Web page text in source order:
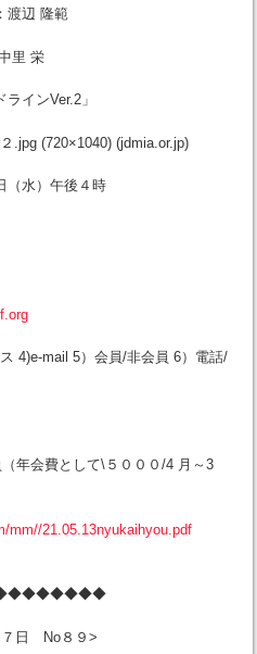
渡辺 隆範
栄
インVer.2」
(720×1040) (jdmia.or.jp)
水）午後４時
4)e-mail 5）会員/非会員 6）電話/
年会費として\５０００/4 月～3
mm//21.05.13nyukaihyou.pdf
No８９>